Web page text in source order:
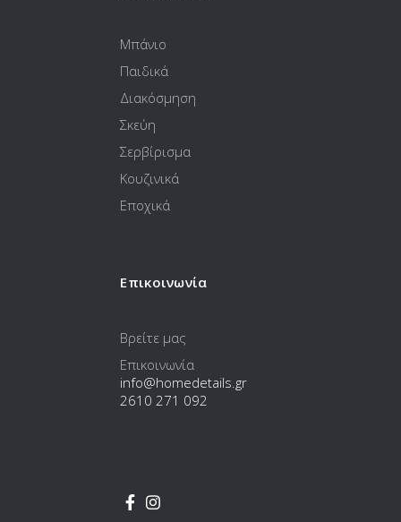
Μπάνιο
Παιδικά
Διακόσμηση
Σκεύη
Σερβίρισμα
Κουζινικά
Εποχικά
Επικοινωνία
Βρείτε μας
Επικοινωνία
info@homedetails.gr
2610 271 092